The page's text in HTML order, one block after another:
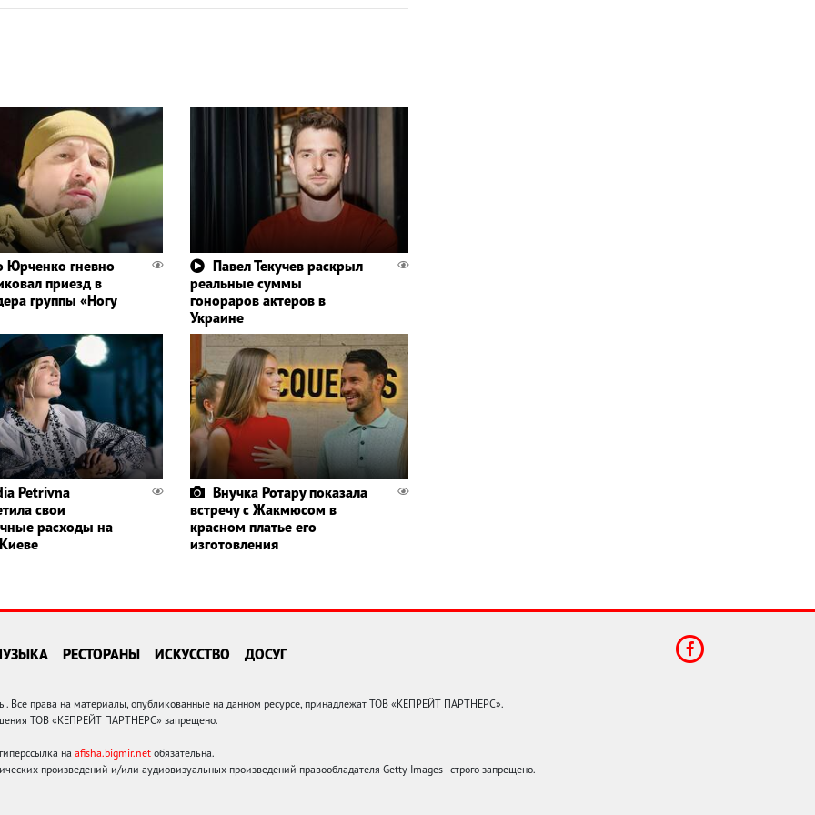
Юрченко гневно
приезд в
группы «Ногу
Павел Текучев раскрыл
реальные суммы
гонораров актеров в
Украине
Petrivna
свои
расходы на
Внучка Ротару показала
встречу с Жакмюсом в
красном платье его
изготовления
РЕСТОРАНЫ ИСКУССТВО ДОСУГ
права на материалы, опубликованные на данном ресурсе, принадлежат ТОВ «КЕПРЕЙТ ПАРТНЕРС».
ТОВ «КЕПРЕЙТ ПАРТНЕРС» запрещено.
на afisha.bigmir.net обязательна.
произведений и/или аудиовизуальных произведений правообладателя Getty Images - строго запрещено.